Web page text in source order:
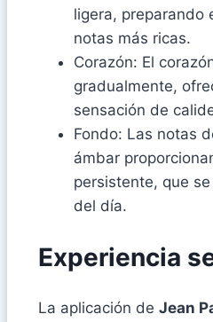
ligera, preparando
notas más ricas.
Corazón: El
gradualmente,
sensación de
Fondo: Las notas
ámbar
persistente, que
del día.
Experiencia
La aplicación de Jean